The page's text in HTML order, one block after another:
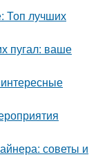
Топ лучших
пугал: ваше
советы и